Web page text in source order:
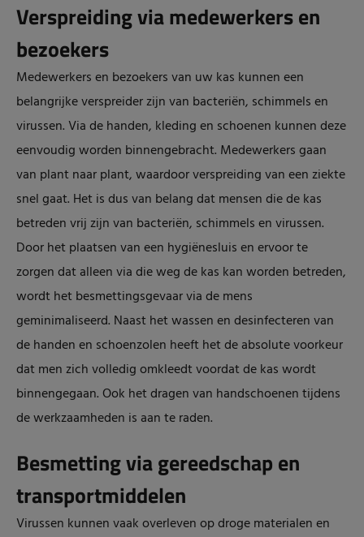
Verspreiding via medewerkers en
bezoekers
Medewerkers en bezoekers van uw kas kunnen een
belangrijke verspreider zijn van bacteriën, schimmels en
virussen. Via de handen, kleding en schoenen kunnen deze
eenvoudig worden binnengebracht. Medewerkers gaan
van plant naar plant, waardoor verspreiding van een ziekte
snel gaat. Het is dus van belang dat mensen die de kas
betreden vrij zijn van bacteriën, schimmels en virussen.
Door het plaatsen van een hygiënesluis en ervoor te
zorgen dat alleen via die weg de kas kan worden betreden,
wordt het besmettingsgevaar via de mens
geminimaliseerd. Naast het wassen en desinfecteren van
de handen en schoenzolen heeft het de absolute voorkeur
dat men zich volledig omkleedt voordat de kas wordt
binnengegaan. Ook het dragen van handschoenen tijdens
de werkzaamheden is aan te raden.
Besmetting via gereedschap en
transportmiddelen
Virussen kunnen vaak overleven op droge materialen en